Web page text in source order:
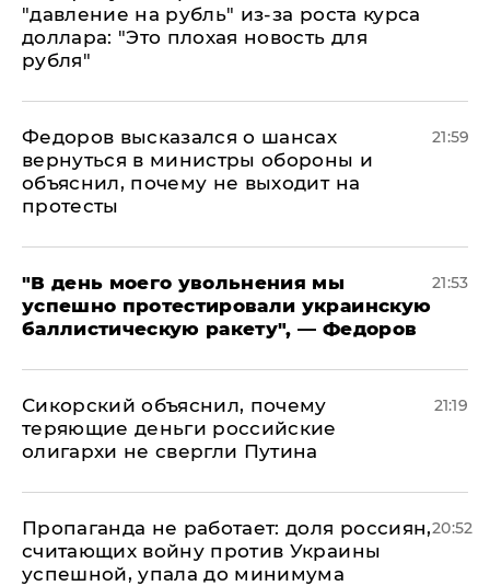
"давление на рубль" из-за роста курса
доллара: "Это плохая новость для
рубля"
Федоров высказался о шансах
вернуться в министры обороны и
объяснил, почему не выходит на
протесты
21:59
​"В день моего увольнения мы
успешно протестировали украинскую
баллистическую ракету", — Федоров
21:53
Сикорский объяснил, почему
теряющие деньги российские
олигархи не свергли Путина
21:19
​Пропаганда не работает: доля россиян,
считающих войну против Украины
успешной, упала до минимума
20:52